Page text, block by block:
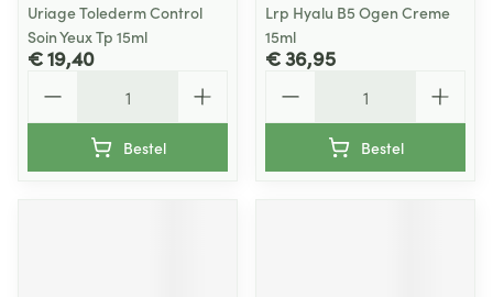
Uriage Tolederm Control
Soin Yeux Tp 15ml
€ 19,40
Bestel
Lrp Hyalu B5 Ogen Creme
15ml
€ 36,95
Bestel